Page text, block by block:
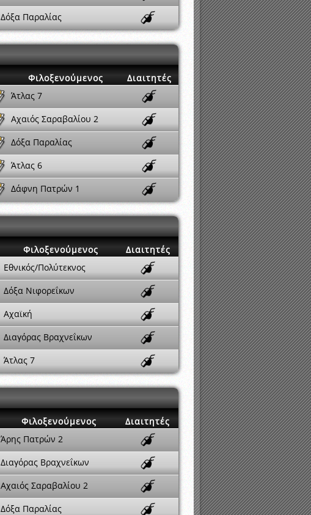
Δόξα Παραλίας
Φιλοξενούμενος
Διαιτητές
Άτλας 7
Αχαιός Σαραβαλίου 2
Δόξα Παραλίας
Άτλας 6
Δάφνη Πατρών 1
Φιλοξενούμενος
Διαιτητές
Εθνικός/Πολύτεκνος
Δόξα Νιφορεΐκων
Αχαϊκή
Διαγόρας Βραχνεΐκων
Άτλας 7
Φιλοξενούμενος
Διαιτητές
Άρης Πατρών 2
Διαγόρας Βραχνεΐκων
Αχαιός Σαραβαλίου 2
Δόξα Παραλίας